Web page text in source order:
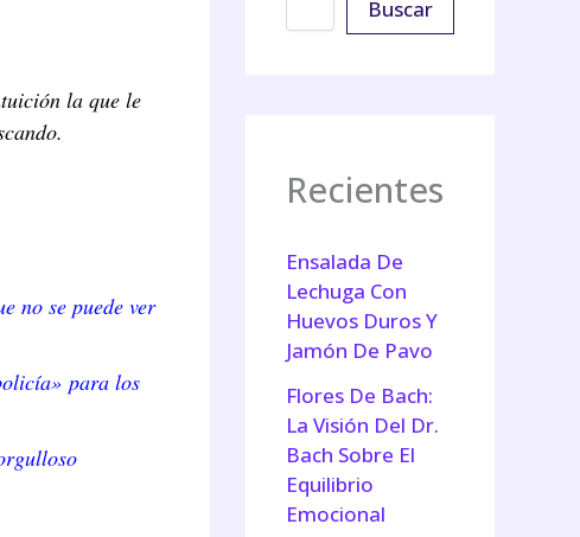
la que le
no se puede ver
para los
Buscar
Recientes
Ensalada De
Lechuga Con
Huevos Duros Y
Jamón De Pavo
Flores De Bach:
La Visión Del Dr.
Bach Sobre El
Equilibrio
Emocional